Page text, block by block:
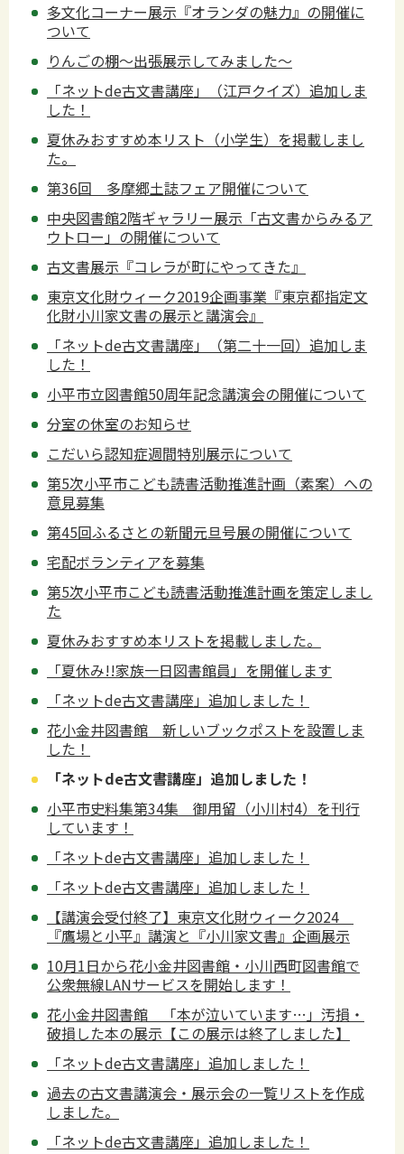
多文化コーナー展示『オランダの魅力』の開催に
ついて
りんごの棚～出張展示してみました～
「ネットde古文書講座」（江戸クイズ）追加しま
した！
夏休みおすすめ本リスト（小学生）を掲載しまし
た。
第36回 多摩郷土誌フェア開催について
中央図書館2階ギャラリー展示「古文書からみるア
ウトロー」の開催について
古文書展示『コレラが町にやってきた』
東京文化財ウィーク2019企画事業『東京都指定文
化財小川家文書の展示と講演会』
「ネットde古文書講座」（第二十一回）追加しま
した！
小平市立図書館50周年記念講演会の開催について
分室の休室のお知らせ
こだいら認知症週間特別展示について
第5次小平市こども読書活動推進計画（素案）への
意見募集
第45回ふるさとの新聞元旦号展の開催について
宅配ボランティアを募集
第5次小平市こども読書活動推進計画を策定しまし
た
夏休みおすすめ本リストを掲載しました。
「夏休み!!家族一日図書館員」を開催します
「ネットde古文書講座」追加しました！
花小金井図書館 新しいブックポストを設置しま
した！
「ネットde古文書講座」追加しました！
小平市史料集第34集 御用留（小川村4）を刊行
しています！
「ネットde古文書講座」追加しました！
「ネットde古文書講座」追加しました！
【講演会受付終了】東京文化財ウィーク2024
『鷹場と小平』講演と『小川家文書』企画展示
10月1日から花小金井図書館・小川西町図書館で
公衆無線LANサービスを開始します！
花小金井図書館 「本が泣いています…」汚損・
破損した本の展示【この展示は終了しました】
「ネットde古文書講座」追加しました！
過去の古文書講演会・展示会の一覧リストを作成
しました。
「ネットde古文書講座」追加しました！